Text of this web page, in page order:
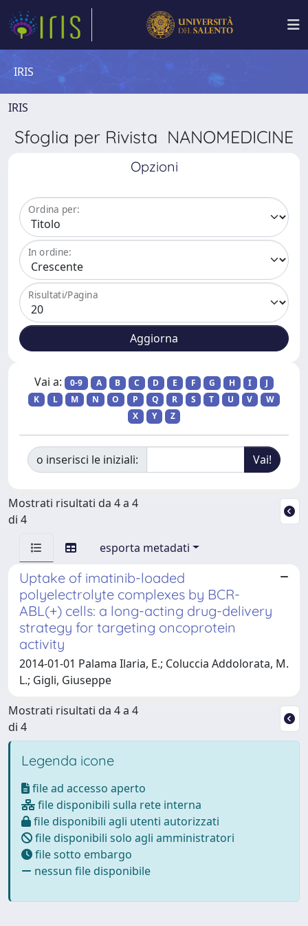
IRIS
IRIS
Sfoglia per Rivista NANOMEDICINE
Opzioni
Ordina per:
In ordine:
Risultati/Pagina
Vai a: 0-9 A B C D E F G H I
J
K
L M N O P Q R S T U V
W
X
Y Z
o inserisci le iniziali:
Mostrati risultati da 4 a 4
di 4
esporta metadati
Uptake of imatinib-loaded
polyelectrolyte complexes by BCR-
ABL(+) cells: a long-acting drug-delivery
strategy for targeting oncoprotein
activity
2014-01-01 Palama Ilaria, E.; Coluccia Addolorata, M.
L.; Gigli, Giuseppe
Mostrati risultati da 4 a 4
di 4
Legenda icone
file ad accesso aperto
file disponibili sulla rete interna
file disponibili agli utenti autorizzati
file disponibili solo agli amministratori
file sotto embargo
nessun file disponibile